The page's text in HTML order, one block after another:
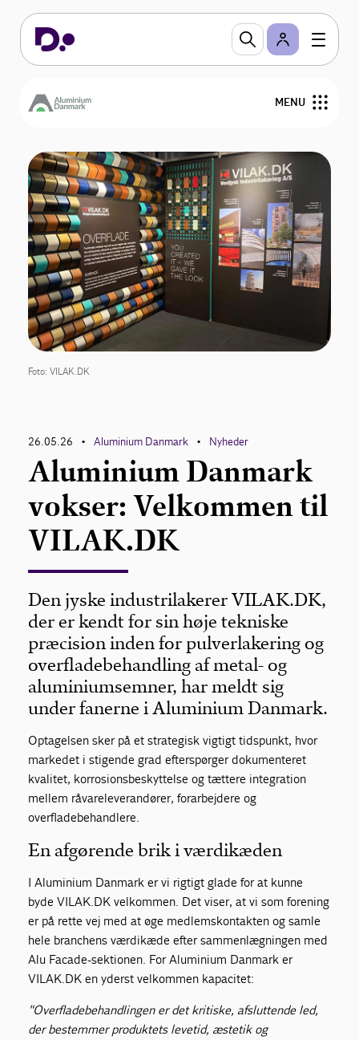
MENU
Om os
Nyheder
Arrangementer
Medlemmer
Bestyrelse
Foto: VILAK.DK
26.05.26 • Aluminium Danmark • Nyheder
Aluminium Danmark
vokser: Velkommen til
VILAK.DK
Den jyske industrilakerer VILAK.DK,
der er kendt for sin høje tekniske
præcision inden for pulverlakering og
overfladebehandling af metal- og
aluminiumsemner, har meldt sig
under fanerne i Aluminium Danmark.
Optagelsen sker på et strategisk vigtigt tidspunkt, hvor
markedet i stigende grad efterspørger dokumenteret
kvalitet, korrosionsbeskyttelse og tættere integration
mellem råvareleverandører, forarbejdere og
overfladebehandlere.
En afgørende brik i værdikæden
I Aluminium Danmark er vi rigtigt glade for at kunne
byde VILAK.DK velkommen. Det viser, at vi som forening
er på rette vej med at øge medlemskontakten og samle
hele branchens værdikæde efter sammenlægningen med
Alu Facade-sektionen. For Aluminium Danmark er
VILAK.DK en yderst velkommen kapacitet:
"Overfladebehandlingen er det kritiske, afsluttende led,
der bestemmer produktets levetid, æstetik og